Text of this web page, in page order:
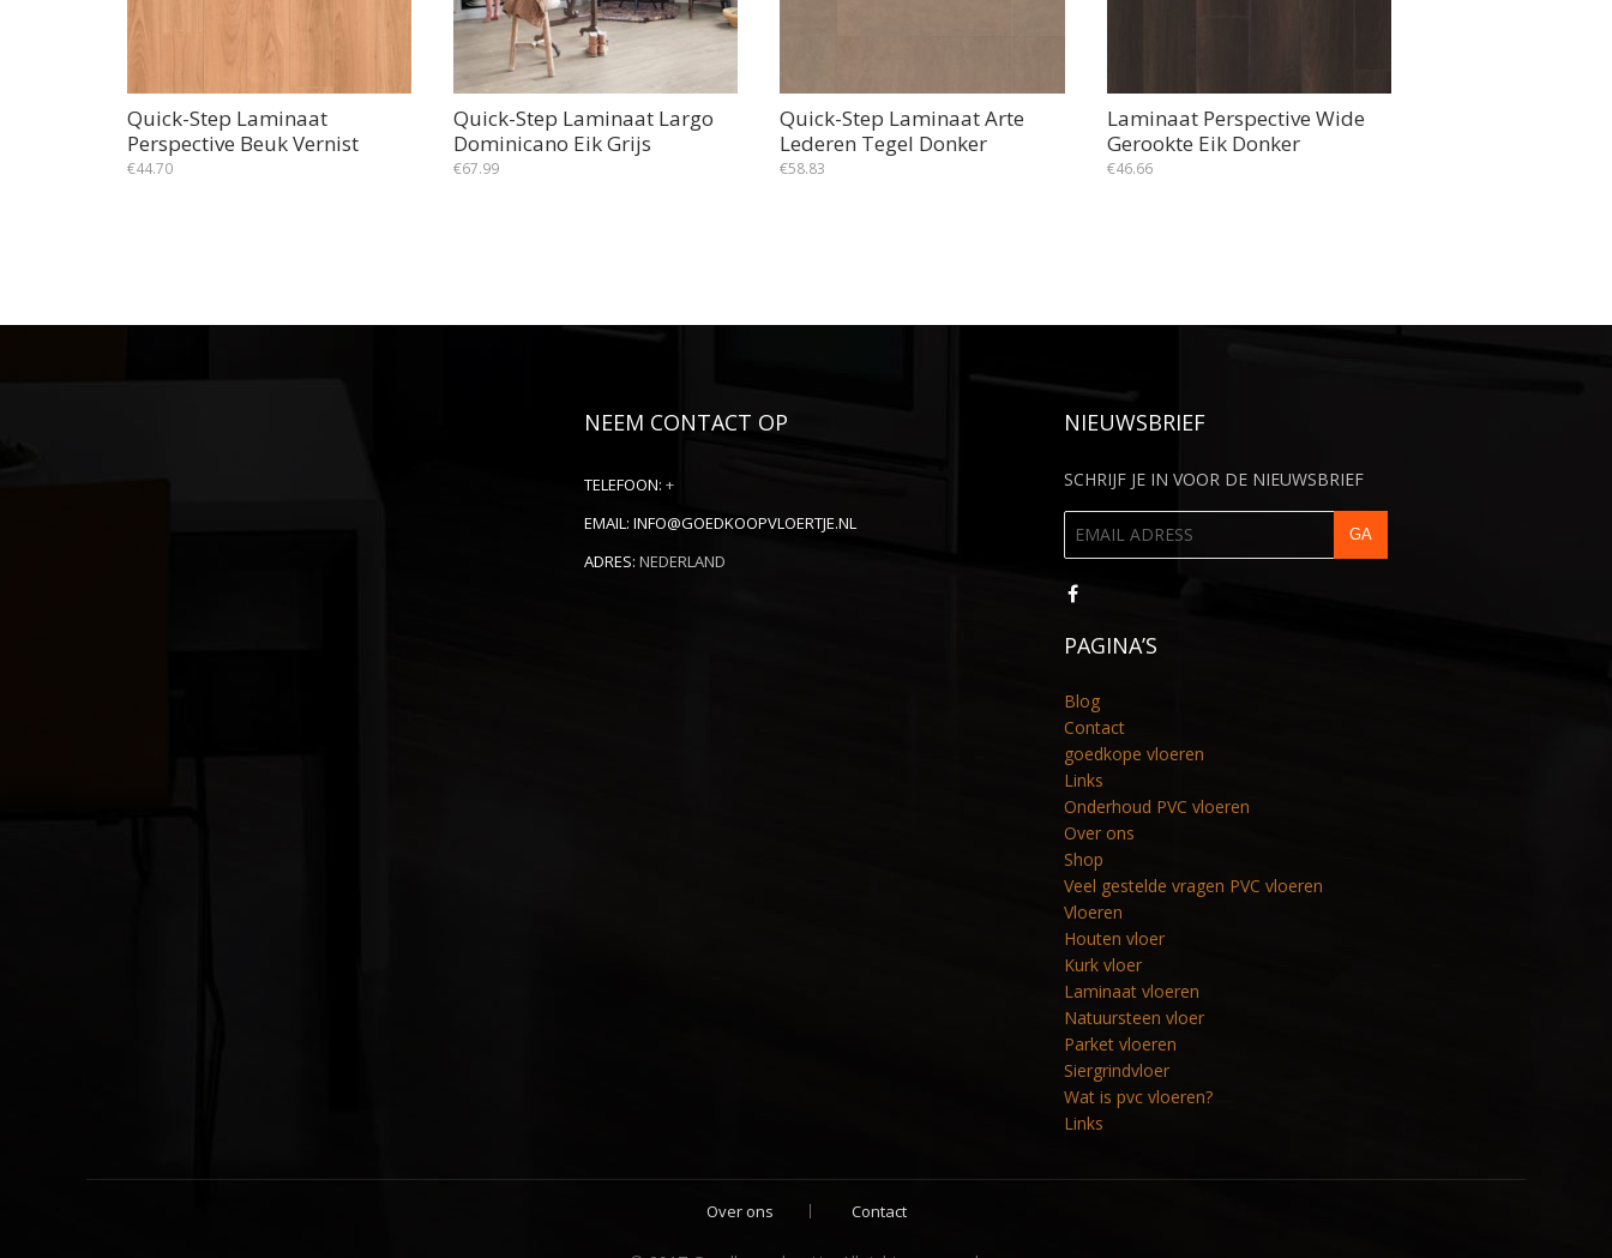
Quick-Step Laminaat
Perspective Beuk Vernist
€44.70
Quick-Step Laminaat Largo
Dominicano Eik Grijs
€67.99
Quick-Step Laminaat Arte
Lederen Tegel Donker
€58.83
Laminaat Perspective Wide
Gerookte Eik Donker
€46.66
NEEM CONTACT OP
TELEFOON: +
EMAIL: INFO@GOEDKOOPVLOERTJE.NL
ADRES: NEDERLAND
NIEUWSBRIEF
SCHRIJF JE IN VOOR DE NIEUWSBRIEF
PAGINA’S
Blog
Contact
goedkope vloeren
Links
Onderhoud PVC vloeren
Over ons
Shop
Veel gestelde vragen PVC vloeren
Vloeren
Houten vloer
Kurk vloer
Laminaat vloeren
Natuursteen vloer
Parket vloeren
Siergrindvloer
Wat is pvc vloeren?
Links
Over ons Contact